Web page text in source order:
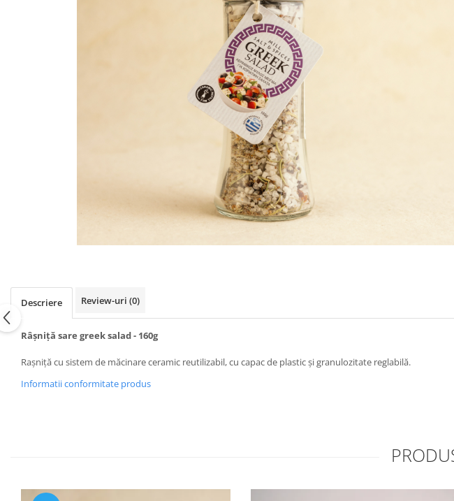
Descriere Review-uri (0)
Râșniță sare greek salad - 160g
Rașniță cu sistem de măcinare ceramic reutilizabil, cu capac de plastic și granulozitate reglabilă.
Informatii conformitate produs